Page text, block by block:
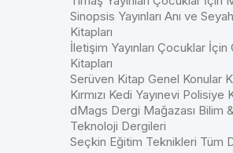
Sinopsis Yayınları Anı ve
Kitapları
İletişim Yayınları Çocuklar İçin
Kitapları
Serüven Kitap Genel Konular
Kırmızı Kedi Yayınevi Polisiye
dMags Dergi Mağazası Bilim
Teknoloji Dergileri
Seçkin Eğitim Teknikleri Tüm